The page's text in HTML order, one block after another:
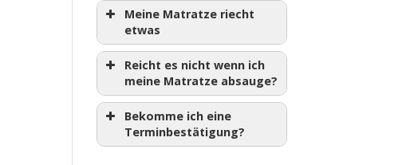
Meine Matratze riecht
etwas
Reicht es nicht wenn ich
meine Matratze absauge?
Bekomme ich eine
Terminbestätigung?